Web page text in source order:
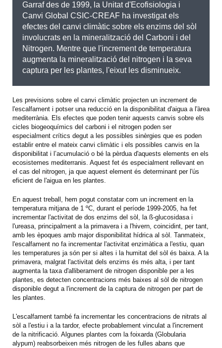
Garraf des de 1999, la Unitat d'Ecofisiologia i
Canvi Global CSIC-CREAF ha investigat els
efectes del canvi climàtic sobre els enzims del sòl
involucrats en la mineralització del Carboni i del
Nitrogen. Mentre que l'increment de temperatura
augmenta la mineralització del nitrogen i la seva
captura per les plantes, l'eixut les disminueix.
Les previsions sobre el canvi climàtic projecten un increment de
l'escalfament i potser una reducció en la disponibilitat d'aigua a l'àrea
mediterrània. Els efectes que poden tenir aquests canvis sobre els
cicles biogeoquímics del carboni i el nitrogen poden ser
especialment crítics degut a les possibles sinèrgies que es poden
establir entre el mateix canvi climàtic i els possibles canvis en la
disponibilitat i l’acumulació o bé la pèrdua d'aquests elements en els
ecosistemes mediterranis. Aquest fet és especialment rellevant en
el cas del nitrogen, ja que aquest element és determinant per l'ús
eficient de l'aigua en les plantes.
En aquest treball, hem pogut constatar com un increment en la
temperatura mitjana de 1 ºC, durant el període 1999-2005, ha fet
incrementar l'activitat de dos enzims del sòl, la ß-glucosidasa i
l'ureasa, principalment a la primavera i a l'hivern, coincidint, per tant,
amb les èpoques amb major disponibilitat hídrica al sòl. Tanmateix,
l'escalfament no fa incrementar l'activitat enzimàtica a l'estiu, quan
les temperatures ja són per si altes i la humitat del sòl és baixa. A la
primavera, malgrat l'activitat dels enzims és més alta, i per tant
augmenta la taxa d'alliberament de nitrogen disponible per a les
plantes, es detecten concentracions més baixes al sòl de nitrogen
disponible degut a l'increment de la captura de nitrogen per part de
les plantes.
L'escalfament també fa incrementar les concentracions de nitrats al
sòl a l'estiu i a la tardor, efecte probablement vinculat a l'increment
de la nitrificació. Algunes plantes com la foixarda (Globularia
alypum) reabsorbeixen més nitrogen de les fulles abans que